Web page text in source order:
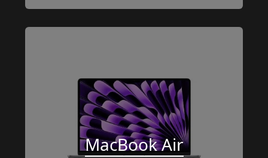
MacBook Air